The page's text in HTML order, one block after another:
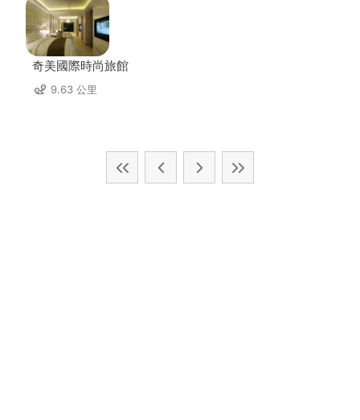
奇美國際時尚旅館
9.63 公里